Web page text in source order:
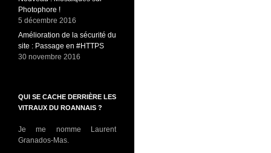
Photophore !
5 décembre 2016
Amélioration de la sécurité du
site : Passage en #HTTPS
30 novembre 2016
QUI SE CACHE DERRIÈRE LES
VITRAUX DU ROANNAIS ?
Je me nomme Laurent
Granados-Mas.